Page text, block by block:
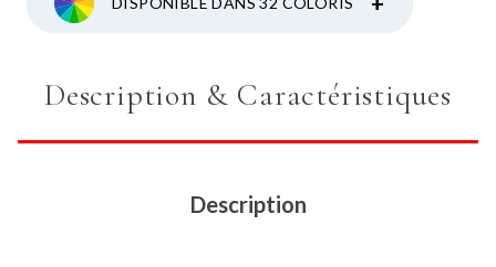
Description & Caractéristiques
Description